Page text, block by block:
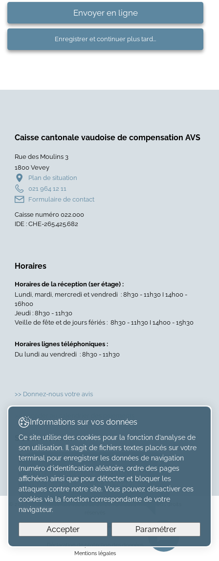
Enregistrer et continuer plus tard...
Envoyer en ligne
Caisse cantonale vaudoise de compensation AVS
Rue des Moulins 3
1800 Vevey
Plan de situation
021 964 12 11
Formulaire de contact
Caisse numéro 022.000
IDE : CHE-265.425.682
Horaires
Horaires de la réception (1er étage) :
Lundi, mardi, mercredi et vendredi : 8h30 - 11h30 I 14h00 -
16h00
Jeudi : 8h30 - 11h30
Veille de fête et de jours fériés : 8h30 - 11h30 I 14h00 - 15h30
Horaires lignes téléphoniques :
Du lundi au vendredi : 8h30 - 11h30
>> Donnez-nous votre avis
>> Accéder au calendrier des paiements
Suivez-nous sur
© 2026 Caisse cantonale vaudoise de Compensation AVS. Tous droits
Paramétrer mes préférences de cookies
Created with byArtionet-Generated with IceCube2.Net
Déclaration de protection des données
Mentions légales
Informations sur vos données
Ce site utilise des cookies pour la fonction d’analyse de
son utilisation. Il s’agit de fichiers textes placés sur votre
terminal pour enregistrer les données de navigation
(numéro d’identification aléatoire, ordre des pages
affichées) ainsi que pour détecter et bloquer les
attaques contre notre site. Vous pouvez désactiver ces
cookies via la fonction correspondante de votre
navigateur.
Accepter Paramétrer
Bonjour, souhaiteriez-vous que je
vous guide dans vos recherches?
×